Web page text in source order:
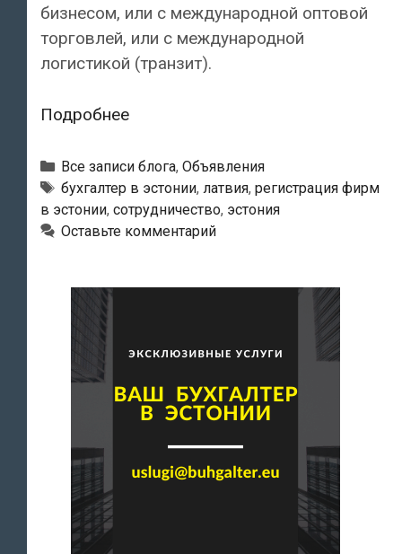
бизнесом, или с международной оптовой
торговлей, или с международной
логистикой (транзит).
ПодробнееЭстонская
приглашает
к
сотрудничеству
Рубрики
Все записи блога, Объявления
Тэги
бухгалтер в эстонии, латвия, регистрация фирм
в эстонии, сотрудничество, эстония
Оставьте комментарий